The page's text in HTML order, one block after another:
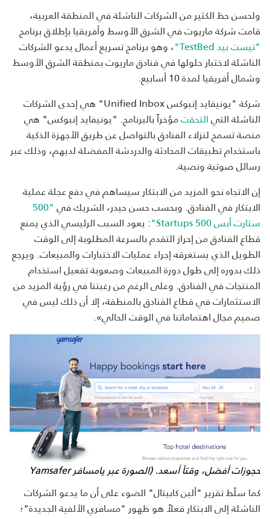
ولحسن حظ الكثير من الشركات الناشئة في المنطقة العربية،
قامت شركة ماريوت في الشرق الأوسط وأفريقيا بإطلاق برنامج
"تيست بيد TestBed"
، وهو برنامج تسريع أعمال يدعو الشركات
الناشئة لاختبار حلولها في فنادق ماريوت بمنطقة الشرق الأوسط
وشمال أفريقيا لمدة 10 أسابيع.
شركة "يونيفايد إنبوكس Unified Inbox" هي إحدى الشركات
الناشئة التيالتحقتمؤخراً بالبرنامج. "يونيفايد إنبوكس" هي
منصة تسمح لنزلاء الفنادق بالتواصل عن طريق الأجهزة الذكية
باستخدام تطبيقات المحادثة والدردشة المفضلة لديهم، وذلك عبر
رسائل صوتية ونصية.
إن الاتجاه نحو المزيد من الابتكار سيساهم في دفع عجلة عملية
الابتكار في الفنادق. وبحسب حسن حيدر، الشريك في "500
ستارت أبس 500 Startups"
: يعود السبب الرئيسي الذي يمنع
قطاع الفنادق من إحراز التقدم بالسرعة المطلوبة إلى الوقت
الطويل الذي يستغرقه إجراء عمليات الاختبارات والمبيعات. ويرجع
ذلك بدوره إلى طول دورة المبيعات وصعوبة تفعيل استخدام
المنتجات في الفنادق. وعلى الرغم من رغبتنا في رؤية المزيد من
الاستثمارات في قطاع الفنادق بالمنطقة، إلا أن ذلك ليس في
صميم مجال اهتماماتنا في الوقت الحالي».
حجوزات أفضل، وقتاً أسعد. (الصورة عبر يامسافر Yamsafer
كما سلّط تقرير "ألبن كابيتال" الضوء على أن ما يدعو الشركات
الناشئة إلى الابتكار فعلاً هو ظهور "مسافري الألفية الجديدة"؛